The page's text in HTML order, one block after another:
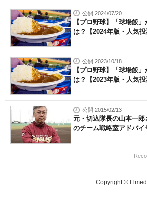
公開 2024/07/20
【プロ野球】「球場飯
は？【2024年版・人気投
公開 2023/10/18
【プロ野球】「球場飯
は？【2023年版・人気投
公開 2015/02/13
元・切込隊長の山本一
のチーム戦略室アドバ
Copyright ©